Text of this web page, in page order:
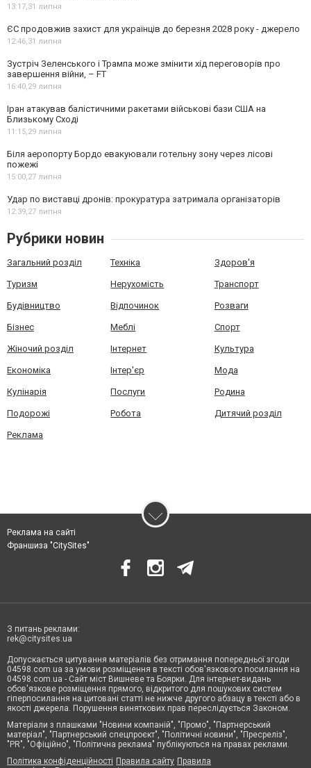
13:17,31 липня
ЄС продовжив захист для українців до березня 2028 року - джерело
12:46,31 липня
Зустріч Зеленського і Трампа може змінити хід переговорів про
завершення війни, – FT
16:40,29 липня
Іран атакував балістичними ракетами військові бази США на
Близькому Сході
11:15,29 липня
Біля аеропорту Бордо евакуювали готельну зону через лісові
пожежі
15:00,27 липня
Удар по виставці дронів: прокуратура затримала організаторів
12:39,27 липня
Рубрики новин
Загальний розділ Техніка Здоров'я
Туризм Нерухомість Транспорт
Будівництво Відпочинок Розваги
Бізнес Меблі Спорт
Жіночий розділ Інтернет Культура
Економіка Інтер'єр Мода
Кулінарія Послуги Родина
Подорожі Робота Дитячий розділ
Реклама
Реклама на сайті
Франшиза "CitySites"
З питань реклами:
rek@citysites.ua
Допускається цитування матеріалів без отримання попередньої згоди
04598.com.ua за умови розміщення в тексті обов'язкового посилання на
04598.com.ua - Сайт міст Вишневе та Боярки. Для інтернет-видань
обов'язкове розміщення прямого, відкритого для пошукових систем
гіперпосилання на цитовані статті не нижче другого абзацу в тексті або в
якості джерела. Порушення виняткових прав переслідується Законом.
Матеріали з плашками "Новини компаній", "Промо", "Партнерський
матеріал", "Партнерський спецпроєкт", "Політичні новини", "Пресреліз",
"PR", "Офіційно", "Політична реклама" публікуються на правах реклами.
Політика конфіденційності Правила сайту Правила